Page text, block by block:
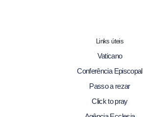
Links úteis
Vaticano
Conferência Episcopal
Passo a rezar
Click to pray